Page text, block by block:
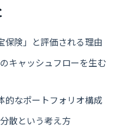
保険」と評価される理由
キャッシュフローを生む
的なポートフォリオ構成
散という考え方